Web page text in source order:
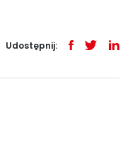
Udostępnij: